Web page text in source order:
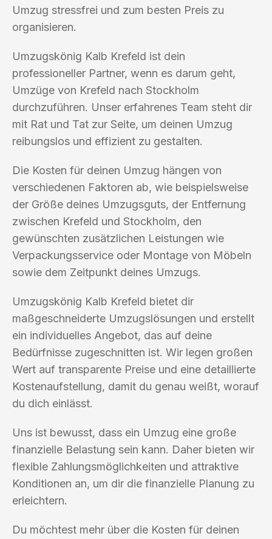
Umzug stressfrei und zum besten Preis zu
organisieren.
Umzugskönig Kalb Krefeld ist dein
professioneller Partner, wenn es darum geht,
Umzüge von Krefeld nach Stockholm
durchzuführen. Unser erfahrenes Team steht dir
mit Rat und Tat zur Seite, um deinen Umzug
reibungslos und effizient zu gestalten.
Die Kosten für deinen Umzug hängen von
verschiedenen Faktoren ab, wie beispielsweise
der Größe deines Umzugsguts, der Entfernung
zwischen Krefeld und Stockholm, den
gewünschten zusätzlichen Leistungen wie
Verpackungsservice oder Montage von Möbeln
sowie dem Zeitpunkt deines Umzugs.
Umzugskönig Kalb Krefeld bietet dir
maßgeschneiderte Umzugslösungen und erstellt
ein individuelles Angebot, das auf deine
Bedürfnisse zugeschnitten ist. Wir legen großen
Wert auf transparente Preise und eine detaillierte
Kostenaufstellung, damit du genau weißt, worauf
du dich einlässt.
Uns ist bewusst, dass ein Umzug eine große
finanzielle Belastung sein kann. Daher bieten wir
flexible Zahlungsmöglichkeiten und attraktive
Konditionen an, um dir die finanzielle Planung zu
erleichtern.
Du möchtest mehr über die Kosten für deinen